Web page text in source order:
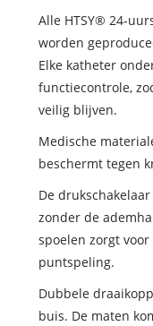
Alle HTSY® 24-
worden
Elke katheter
functiecontrole,
veilig blijven.
Medische
beschermt tegen
De
zonder de
spoelen zorgt
puntspeling.
Dubbele
buis. De maten